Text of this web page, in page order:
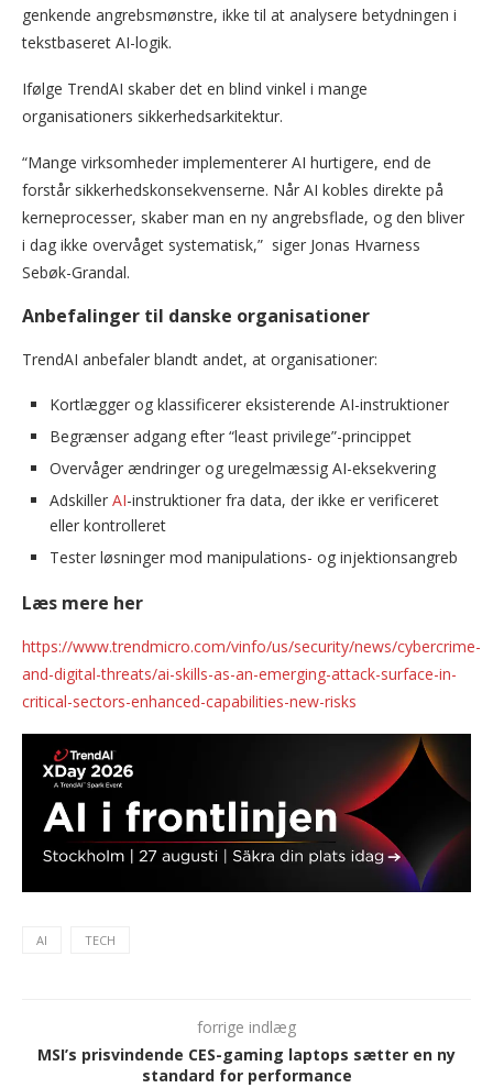
genkende angrebsmønstre, ikke til at analysere betydningen i
tekstbaseret AI-logik.
Ifølge TrendAI skaber det en blind vinkel i mange
organisationers sikkerhedsarkitektur.
“Mange virksomheder implementerer AI hurtigere, end de
forstår sikkerhedskonsekvenserne. Når AI kobles direkte på
kerneprocesser, skaber man en ny angrebsflade, og den bliver
i dag ikke overvåget systematisk,” siger Jonas Hvarness
Sebøk-Grandal.
Anbefalinger til danske organisationer
TrendAI anbefaler blandt andet, at organisationer:
Kortlægger og klassificerer eksisterende AI-instruktioner
Begrænser adgang efter “least privilege”-princippet
Overvåger ændringer og uregelmæssig AI-eksekvering
Adskiller AI-instruktioner fra data, der ikke er verificeret
eller kontrolleret
Tester løsninger mod manipulations- og injektionsangreb
Læs mere her
https://www.trendmicro.com/vinfo/us/security/news/cybercrime-
and-digital-threats/ai-skills-as-an-emerging-attack-surface-in-
critical-sectors-enhanced-capabilities-new-risks
AI TECH
forrige indlæg
MSI’s prisvindende CES-gaming laptops sætter en ny
standard for performance